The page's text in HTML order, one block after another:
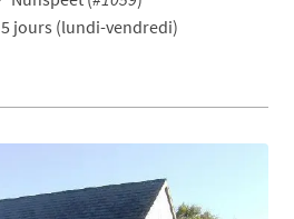
5 jours (lundi-vendredi)